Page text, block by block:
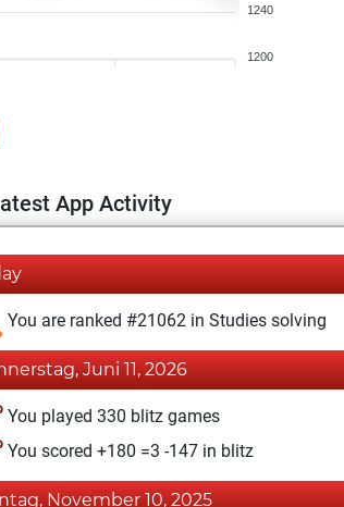
1240
1200
App Activity
You are ranked #21062 in Studies solving
Juni 11, 2026
You played 330 blitz games
You scored +180 =3 -147 in blitz
November 10, 2025